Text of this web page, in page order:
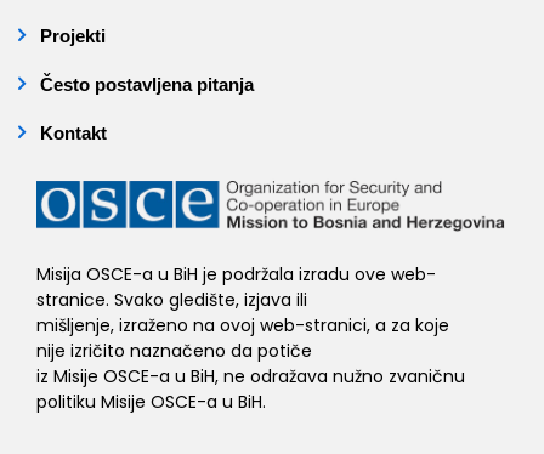
Projekti
Često postavljena pitanja
Kontakt
Misija OSCE-a u BiH je podržala izradu ove web-
stranice. Svako gledište, izjava ili
mišljenje, izraženo na ovoj web-stranici, a za koje
nije izričito naznačeno da potiče
iz Misije OSCE-a u BiH, ne odražava nužno zvaničnu
politiku Misije OSCE-a u BiH.